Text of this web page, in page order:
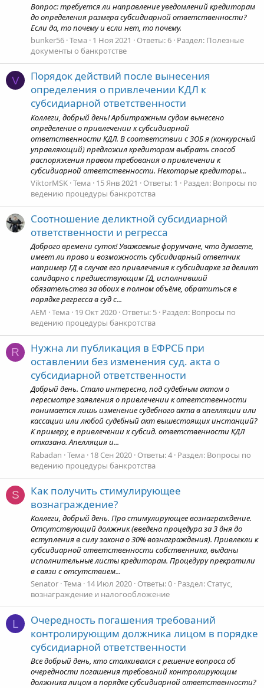
Вопрос: требуется ли направление уведомлений кредиторам
до определения размера субсидиарной ответственности?
Если да, то почему и если нет, то почему.
bunker56 Тема 1 Ноя 2021 Ответы: 6 Раздел: Полезные
документы о банкротстве
V
Порядок действий после вынесения
определения о привлечении КДЛ к
субсидиарной ответственности
Коллеги, добрый день! Арбитражным судом вынесено
определение о привлечении к субсидиарной
ответственности КДЛ. В соответствии с ЗОБ я (конкурсный
управляющий) предложил кредиторам выбрать способ
распоряжения правом требования о привлечении к
субсидиарной ответственности. Некоторые кредиторы...
ViktorMSK Тема 15 Янв 2021 Ответы: 1 Раздел: Вопросы по
ведению процедуры банкротства
Соотношение деликтной субсидиарной
ответственности и регресса
Доброго времени суток! Уважаемые форумчане, что думаете,
имеет ли право и возможность субсидиарный ответчик
например ГД в случае его привлечения к субсидиарке за деликт
солидарно с предшествующим ГД, исполнивший
обязательства за обоих в полном объёме, обратиться в
порядке регресса в суд с...
AEM Тема 19 Окт 2020 Ответы: 5 Раздел: Вопросы по
ведению процедуры банкротства
R
Нужна ли публикация в ЕФРСБ при
оставлении без изменения суд. акта о
субсидиарной ответственности
Добрый день. Стало интересно, под судебным актом о
пересмотре заявления о привлечении к ответственности
понимается лишь изменение судебного акта в апелляции или
кассации или любой судебный акт вышестоящих инстанций?
К примеру, в привлечении к субсид. ответственности КДЛ
отказано. Апелляция и...
Rabadan Тема 18 Сен 2020 Ответы: 4 Раздел: Вопросы по
ведению процедуры банкротства
S
Как получить стимулирующее
вознаграждение?
Коллеги, добрый день. Про стимулирующее вознаграждение.
Отсутствующий должник (введена процедура за 3 дня до
вступления в силу закона о 30% вознаграждения). Привлекли к
субсидиарной ответственности собственника, выданы
исполнительные листы кредиторам. Процедуру прекратили
в связи с отсутствием...
Senator Тема 14 Июл 2020 Ответы: 0 Раздел: Статус,
вознаграждение и налогообложение
L
Очередность погашения требований
контролирующим должника лицом в порядке
субсидиарной ответственности
Все добрый день, кто сталкивался с решение вопроса об
очередности погашения требований контролирующим
должника лицом в порядке субсидиарной ответственности?